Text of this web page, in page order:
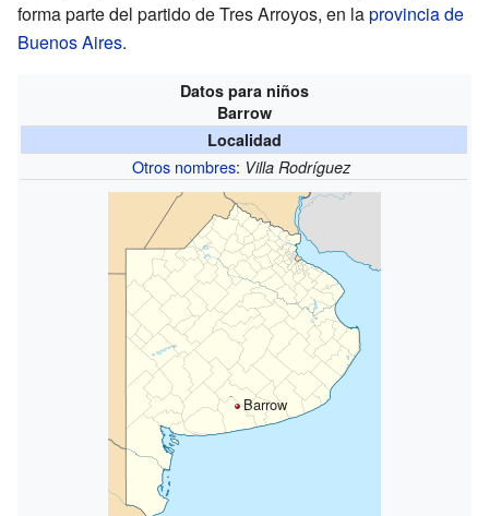
forma parte del partido de Tres Arroyos, en laprovincia de
Buenos Aires.
Datos para niños
Barrow
Localidad
Otros nombres: Villa Rodríguez
Barrow